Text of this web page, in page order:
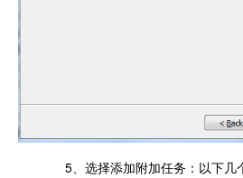
5、选择添加附加任务：以下几